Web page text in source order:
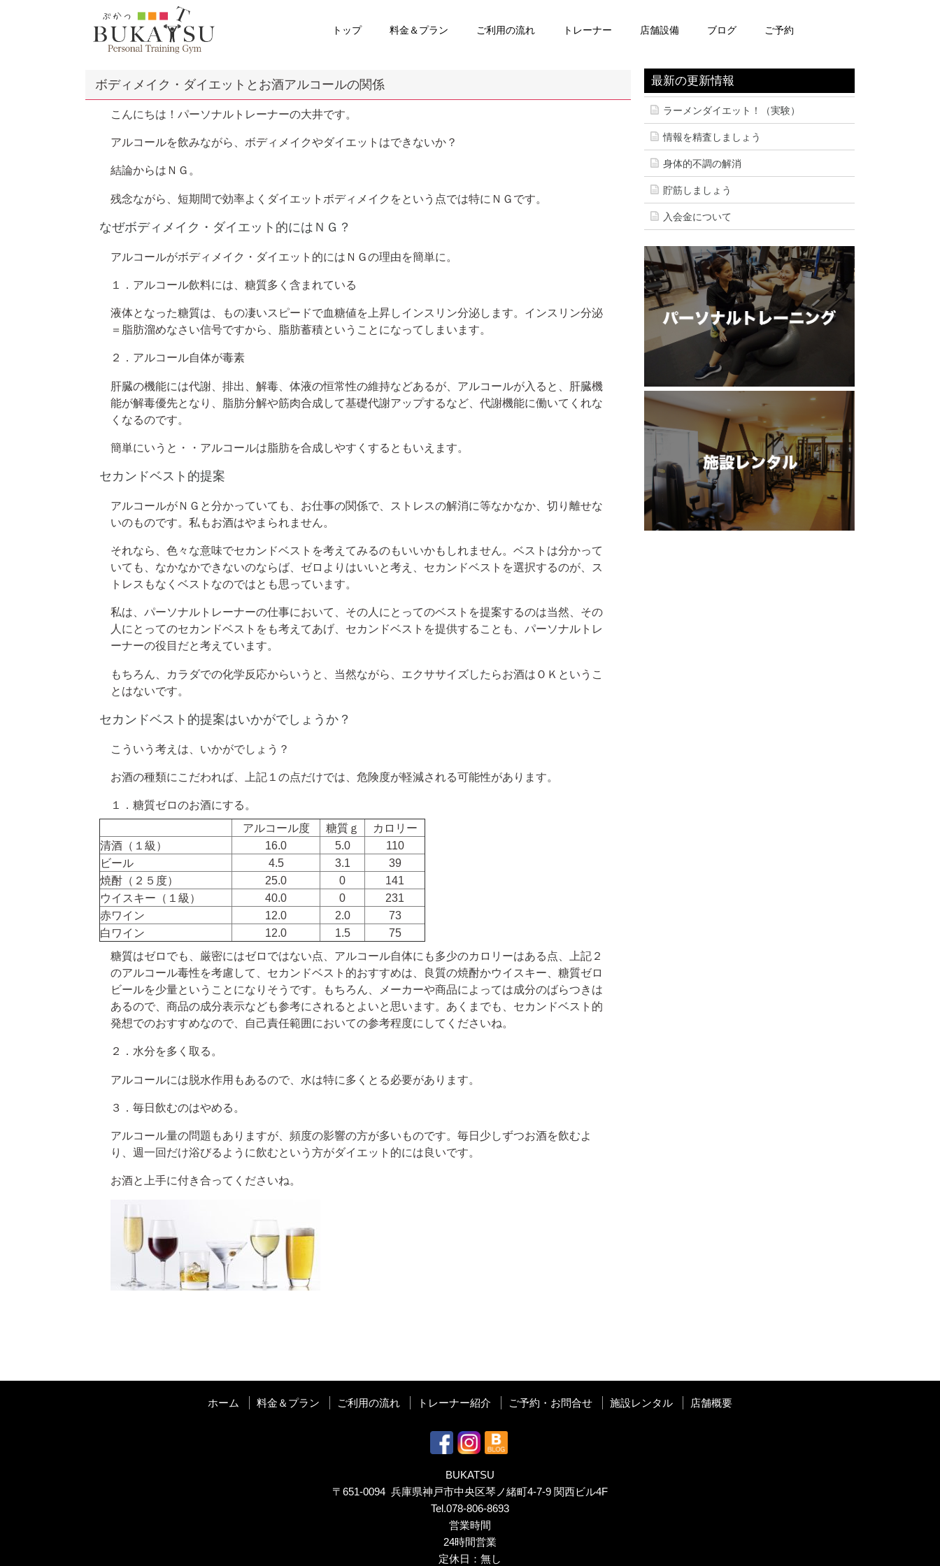
トップ 料金＆プラン ご利用の流れ トレーナー 店舗設備 ブログ ご予約
ボディメイク・ダイエットとお酒アルコールの関係
こんにちは！パーソナルトレーナーの大井です。
アルコールを飲みながら、ボディメイクやダイエットはできないか？
結論からはＮＧ。
残念ながら、短期間で効率よくダイエットボディメイクをという点では特にＮＧです。
なぜボディメイク・ダイエット的にはＮＧ？
アルコールがボディメイク・ダイエット的にはＮＧの理由を簡単に。
１．アルコール飲料には、糖質多く含まれている
液体となった糖質は、もの凄いスピードで血糖値を上昇しインスリン分泌します。インスリン分泌
＝脂肪溜めなさい信号ですから、脂肪蓄積ということになってしまいます。
２．アルコール自体が毒素
肝臓の機能には代謝、排出、解毒、体液の恒常性の維持などあるが、アルコールが入ると、肝臓機
能が解毒優先となり、脂肪分解や筋肉合成して基礎代謝アップするなど、代謝機能に働いてくれな
くなるのです。
簡単にいうと・・アルコールは脂肪を合成しやすくするともいえます。
セカンドベスト的提案
アルコールがＮＧと分かっていても、お仕事の関係で、ストレスの解消に等なかなか、切り離せな
いのものです。私もお酒はやまられません。
それなら、色々な意味でセカンドベストを考えてみるのもいいかもしれません。ベストは分かって
いても、なかなかできないのならば、ゼロよりはいいと考え、セカンドベストを選択するのが、ス
トレスもなくベストなのではとも思っています。
私は、パーソナルトレーナーの仕事において、その人にとってのベストを提案するのは当然、その
人にとってのセカンドベストをも考えてあげ、セカンドベストを提供することも、パーソナルトレ
ーナーの役目だと考えています。
もちろん、カラダでの化学反応からいうと、当然ながら、エクササイズしたらお酒はＯＫというこ
とはないです。
セカンドベスト的提案はいかがでしょうか？
こういう考えは、いかがでしょう？
お酒の種類にこだわれば、上記１の点だけでは、危険度が軽減される可能性があります。
１．糖質ゼロのお酒にする。
アルコール度
糖質ｇ
カロリー
清酒（１級）
16.0 5.0
110
ビール
4.5 3.1
39
焼酎（２５度）
25.0 0
141
ウイスキー（１級）
40.0 0
231
赤ワイン
12.0 2.0
73
白ワイン
12.0 1.5
75
糖質はゼロでも、厳密にはゼロではない点、アルコール自体にも多少のカロリーはある点、上記２
のアルコール毒性を考慮して、セカンドベスト的おすすめは、良質の焼酎かウイスキー、糖質ゼロ
ビールを少量ということになりそうです。もちろん、メーカーや商品によっては成分のばらつきは
あるので、商品の成分表示なども参考にされるとよいと思います。あくまでも、セカンドベスト的
発想でのおすすめなので、自己責任範囲においての参考程度にしてくださいね。
２．水分を多く取る。
アルコールには脱水作用もあるので、水は特に多くとる必要があります。
３．毎日飲むのはやめる。
アルコール量の問題もありますが、頻度の影響の方が多いものです。毎日少しずつお酒を飲むよ
り、週一回だけ浴びるように飲むという方がダイエット的には良いです。
お酒と上手に付き合ってくださいね。
最新の更新情報
ラーメンダイエット！（実験）
情報を精査しましょう
身体的不調の解消
貯筋しましょう
入会金について
ホーム 料金＆プラン ご利用の流れ トレーナー紹介 ご予約・お問合せ 施設レンタル 店舗概要
BUKATSU
〒651-0094 兵庫県神戸市中央区琴ノ緒町4-7-9 関西ビル4F
Tel.078-806-8693
営業時間
24時間営業
定休日：無し